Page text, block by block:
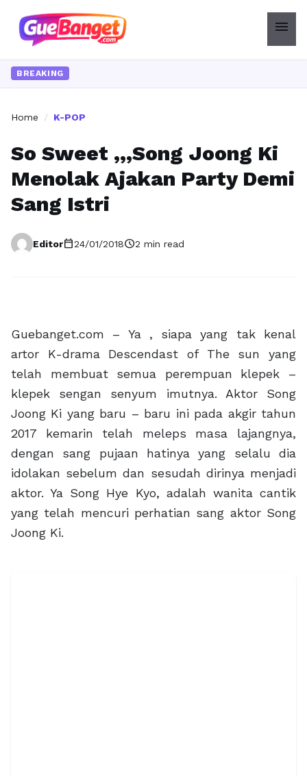
menu
BREAKING
Home / K-POP
So Sweet ,,,Song Joong Ki
Menolak Ajakan Party Demi
Sang Istri
Editorcalendar_today24/01/2018schedule2 min read
Guebanget.com – Ya , siapa yang tak kenal
artor K-drama Descendast of The sun yang
telah membuat semua perempuan klepek –
klepek sengan senyum imutnya. Aktor Song
Joong Ki yang baru – baru ini pada akgir tahun
2017 kemarin telah meleps masa lajangnya,
dengan sang pujaan hatinya yang selalu dia
idolakan sebelum dan sesudah dirinya menjadi
aktor. Ya Song Hye Kyo, adalah wanita cantik
yang telah mencuri perhatian sang aktor Song
Joong Ki.